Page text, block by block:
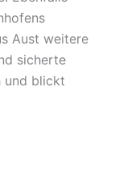
Aust weitere
sicherte
und blickt